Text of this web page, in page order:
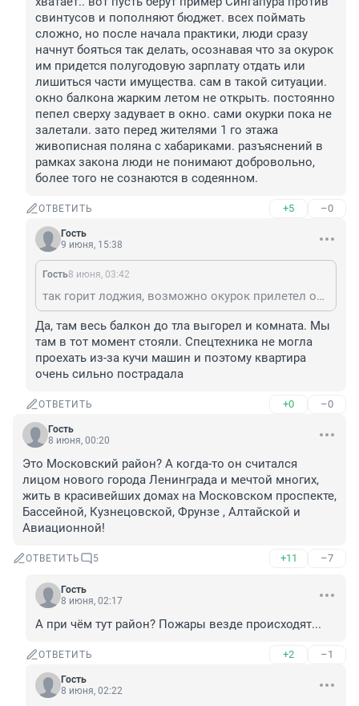
свинтусов и пополняют бюджет. всех поймать
сложно, но после начала практики, люди сразу
начнут бояться так делать, осознавая что за окурок
им придется полугодовую зарплату отдать или
лишиться части имущества. сам в такой ситуации.
окно балкона жарким летом не открыть. постоянно
пепел сверху задувает в окно. сами окурки пока не
залетали. зато перед жителями 1 го этажа
живописная поляна с хабариками. разъяснений в
рамках закона люди не понимают добровольно,
более того не сознаются в содеянном.
ОТВЕТИТЬ +5 –0
Гость
9 июня, 15:38
Гость8 июня, 03:42
так горит лоджия, возможно окурок прилетел от соседей.
Да, там весь балкон до тла выгорел и комната. Мы
там в тот момент стояли. Спецтехника не могла
проехать из-за кучи машин и поэтому квартира
очень сильно пострадала
ОТВЕТИТЬ +0 –0
Гость
8 июня, 00:20
Это Московский район? А когда-то он считался
лицом нового города Ленинграда и мечтой многих,
жить в красивейших домах на Московском проспекте,
Бассейной, Кузнецовской, Фрунзе , Алтайской и
Авиационной!
ОТВЕТИТЬ 5 +11 –7
Гость
8 июня, 02:17
А при чём тут район? Пожары везде происходят...
ОТВЕТИТЬ +2 –1
Гость
8 июня, 02:22